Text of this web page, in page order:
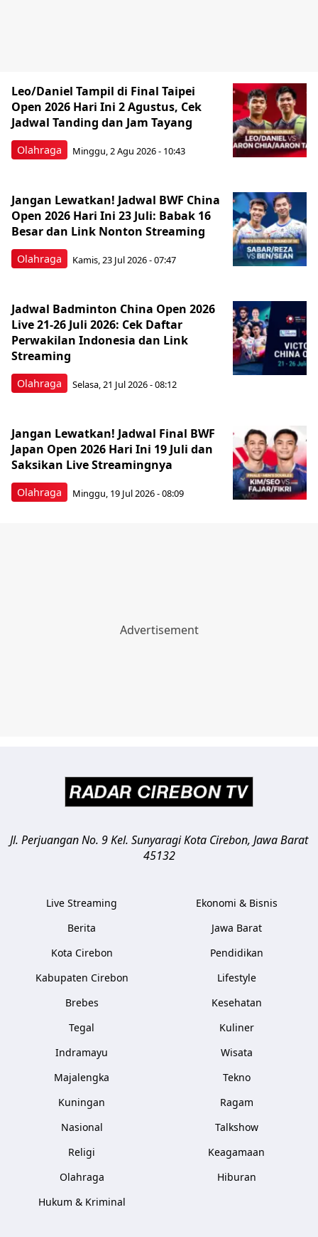
Olahraga
Leo/Daniel Tampil di Final Taipei
Open 2026 Hari Ini 2 Agustus, Cek
Jadwal Tanding dan Jam Tayang
Minggu, 2 Agu 2026 - 10:43
Olahraga
Jangan Lewatkan! Jadwal BWF China
Open 2026 Hari Ini 23 Juli: Babak 16
Besar dan Link Nonton Streaming
Kamis, 23 Jul 2026 - 07:47
Olahraga
Jadwal Badminton China Open 2026
Live 21-26 Juli 2026: Cek Daftar
Perwakilan Indonesia dan Link
Streaming
Selasa, 21 Jul 2026 - 08:12
Olahraga
Jangan Lewatkan! Jadwal Final BWF
Japan Open 2026 Hari Ini 19 Juli dan
Saksikan Live Streamingnya
Minggu, 19 Jul 2026 - 08:09
Jl. Perjuangan No. 9 Kel. SunyaragiKota Cirebon, Jawa Barat
45132
Live Streaming
Berita
Kota Cirebon
Kabupaten Cirebon
Brebes
Tegal
Indramayu
Majalengka
Kuningan
Nasional
Religi
Olahraga
Hukum & Kriminal
Ekonomi & Bisnis
Jawa Barat
Pendidikan
Lifestyle
Kesehatan
Kuliner
Wisata
Tekno
Ragam
Talkshow
Keagamaan
Hiburan